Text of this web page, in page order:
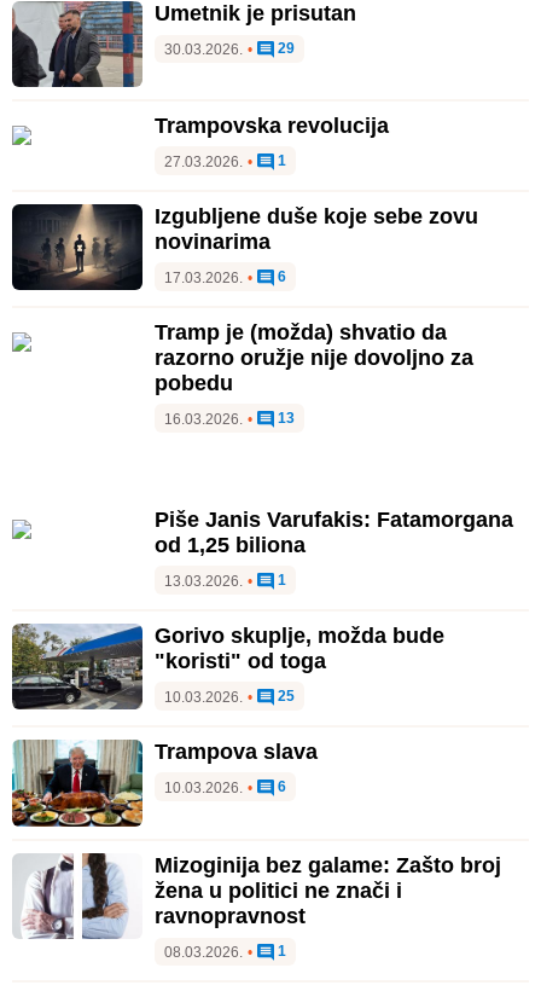
Umetnik je prisutan
30.03.2026. • 29
Trampovska revolucija
27.03.2026. • 1
Izgubljene duše koje sebe zovu
novinarima
17.03.2026. • 6
Tramp je (možda) shvatio da
razorno oružje nije dovoljno za
pobedu
16.03.2026. • 13
Piše Janis Varufakis: Fatamorgana
od 1,25 biliona
13.03.2026. • 1
Gorivo skuplje, možda bude
"koristi" od toga
10.03.2026. • 25
Trampova slava
10.03.2026. • 6
Mizoginija bez galame: Zašto broj
žena u politici ne znači i
ravnopravnost
08.03.2026. • 1